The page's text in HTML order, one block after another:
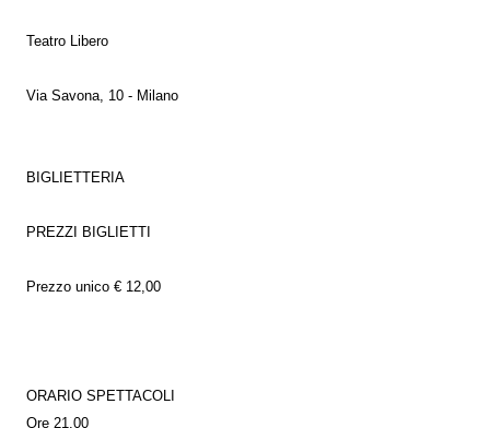
Teatro Libero
Via Savona, 10 - Milano
BIGLIETTERIA
PREZZI BIGLIETTI
Prezzo unico € 12,00
ORARIO SPETTACOLI
Ore 21.00